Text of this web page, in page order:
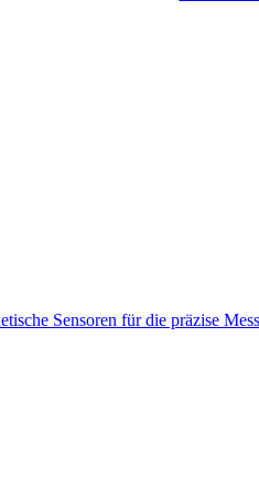
Sensoren für die präzise